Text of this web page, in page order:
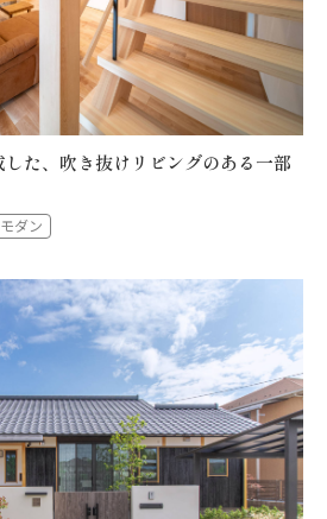
た、吹き抜けリビングのある一部
ダン